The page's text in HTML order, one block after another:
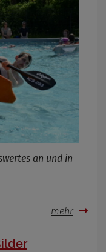
an und in
mehr
von
werden